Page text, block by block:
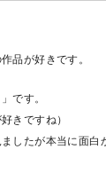
品が好きです。
です。
きですね）
したが本当に面白